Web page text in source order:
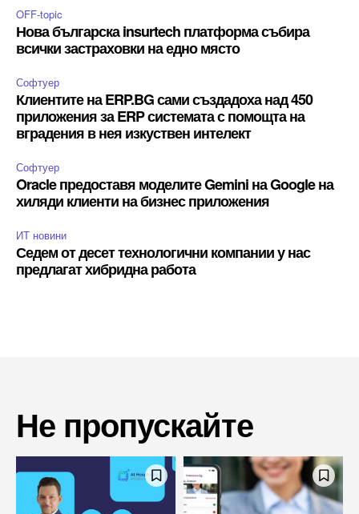
OFF-topic
Нова българска insurtech платформа събира
всички застраховки на едно място
Софтуер
Клиентите на ERP.BG сами създадоха над 450
приложения за ERP системата с помощта на
вградения в нея изкуствен интелект
Софтуер
Oracle предоставя моделите Gemini на Google на
хиляди клиенти на бизнес приложения
ИТ новини
Седем от десет технологични компании у нас
предлагат хибридна работа
Не пропускайте